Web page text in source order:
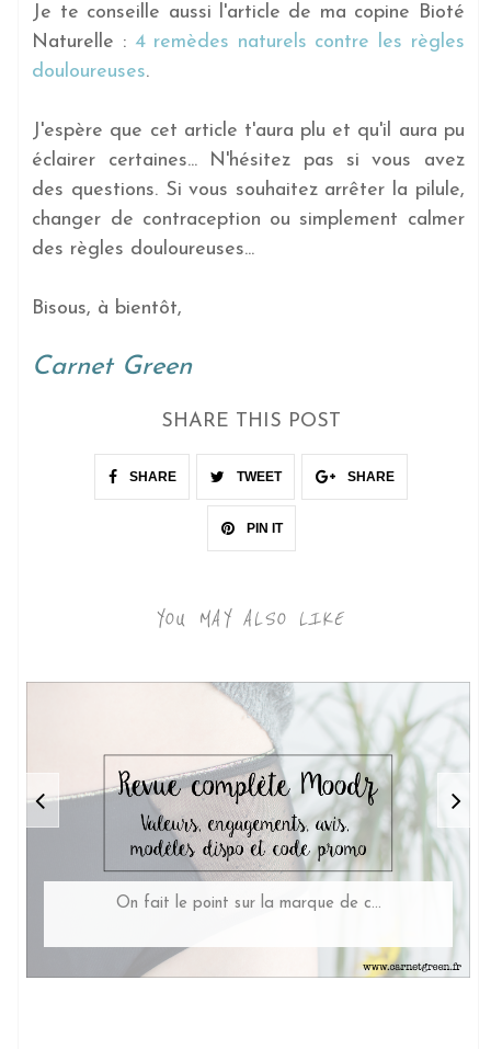
Je te conseille aussi l'article de ma copine Bioté
Naturelle : 4 remèdes naturels contre les règles
douloureuses.
J'espère que cet article t'aura plu et qu'il aura pu
éclairer certaines... N'hésitez pas si vous avez
des questions. Si vous souhaitez arrêter la pilule,
changer de contraception ou simplement calmer
des règles douloureuses...
Bisous, à bientôt,
Carnet Green
SHARE THIS POST
SHARE TWEET SHARE
PIN IT
YOU MAY ALSO LIKE
On fait le point sur la marque de c...